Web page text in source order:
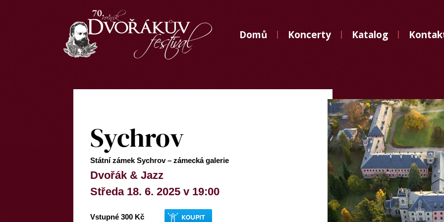
Domů Koncerty Katalog
Koncerty
Sychrov
Státní zámek Sychrov – zámecká galerie
Dvořák & Jazz
Středa 18. 6. 2025 v 19:00
Vstupné 300 Kč